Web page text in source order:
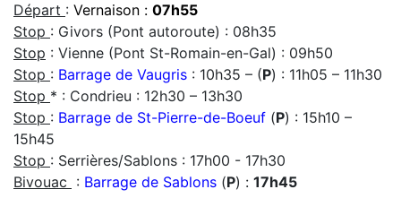
Départ : Vernaison : 07h55
Stop : Givors (Pont autoroute) : 08h35
Stop : Vienne (Pont St-Romain-en-Gal) : 09h50
Stop : Barrage de Vaugris : 10h35 – (P) : 11h05 – 11h30
Stop * : Condrieu : 12h30 – 13h30
Stop : Barrage de St-Pierre-de-Boeuf (P) : 15h10 –
15h45
Stop : Serrières/Sablons : 17h00 - 17h30
Bivouac : Barrage de Sablons (P) : 17h45